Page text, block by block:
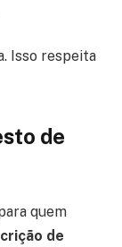
Isso respeita
de
quem
de